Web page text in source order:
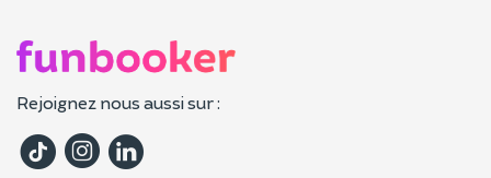
Rejoignez nous aussi sur :